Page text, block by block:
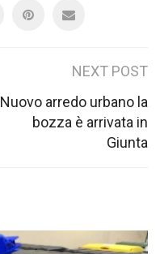
NEXT POST
Nuovo arredo urbano la
bozza è arrivata in
Giunta